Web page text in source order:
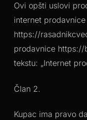
Ovi opšti uslovi
internet
https://
prodavnice https://
tekstu: „Internet
Član 2.
Kupac ima pravo